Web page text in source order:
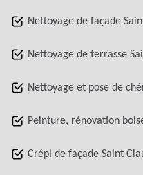
Nettoyage de façade
Nettoyage de terrasse
Nettoyage et pose de
Peinture, rénovation
Crépi de façade Saint